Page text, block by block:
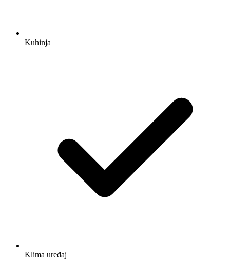
Kuhinja
Klima uređaj